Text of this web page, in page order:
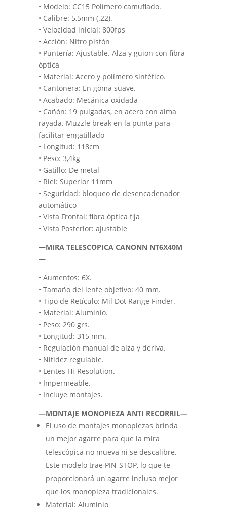
• Modelo: CC15 Polímero camuflado.
• Calibre: 5,5mm (.22).
• Velocidad inicial: 800fps
• Acción: Nitro pistón
• Puntería: Ajustable. Alza y guion con fibra
óptica
• Material: Acero y polímero sintético.
• Cantonera: En goma suave.
• Acabado: Mecánica oxidada
• Cañón: 19 pulgadas, en acero con alma
rayada. Muzzle break en la punta para
facilitar engatillado
• Longitud: 118cm
• Peso: 3,4kg
• Gatillo: De metal
• Riel: Superior 11mm
• Seguridad: bloqueo de desencadenador
automático
• Vista Frontal: fibra óptica fija
• Vista Posterior: ajustable
—MIRA TELESCOPICA CANONN NT6X40M
—
• Aumentos: 6X.
• Tamaño del lente objetivo: 40 mm.
• Tipo de Retículo: Mil Dot Range Finder.
• Material: Aluminio.
• Peso: 290 grs.
• Longitud: 315 mm.
• Regulación manual de alza y deriva.
• Nitidez regulable.
• Lentes Hi-Resolution.
• Impermeable.
• Incluye montajes.
—MONTAJE MONOPIEZA ANTI RECORRIL—
El uso de montajes monopiezas brinda
un mejor agarre para que la mira
telescópica no mueva ni se descalibre.
Este modelo trae PIN-STOP, lo que te
proporcionará un agarre incluso mejor
que los monopieza tradicionales.
Material: Aluminio